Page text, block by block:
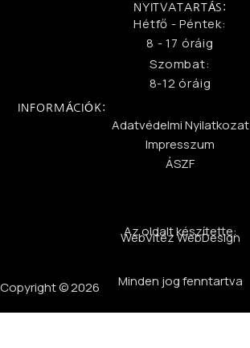
NYITVATARTÁS:
Hétfő - Péntek:
8 - 17 óráig
Szombat:
8-12 óráig
INFORMÁCIÓK:
Adatvédelmi Nyilatkozat
Impresszum
ÁSZF
Az oldalt készítette:
WebVitéz WebDesign
Minden jog fenntartva
Copyright © 2026